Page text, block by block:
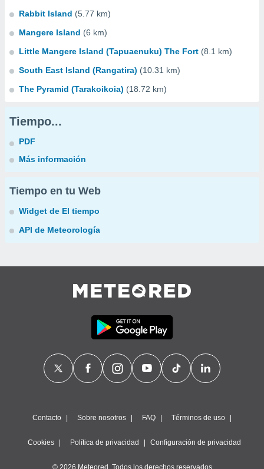
Rabbit Island (5.77 km)
Mangere Island (6 km)
Little Mangere Island (Tapuaenuku) The Fort (8.1 km)
South East Island (Rangatira) (10.31 km)
The Pyramid (Tarakoikoia) (18.72 km)
Tiempo...
PDF
Más información
Tiempo en tu Web
Widget de El tiempo
API de Meteorología
Contacto Sobre nosotros FAQ Términos de uso
Cookies Política de privacidad Configuración de privacidad
© 2026 Meteored. Todos los derechos reservados